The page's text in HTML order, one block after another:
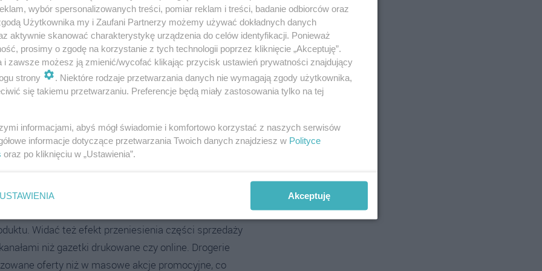
a w wielu przypadkach wracają do artykułów
a najlepiej wciąż robią to dyskonty. Jednocześnie
Pamiętajmy też o tym, że inflacja spada, więc
obrotów. Do tego dynamika eksportu
spadek liczby promocji – o 9,6% rdr. Ekspert z
presji marżowej i mniejszej elastyczności
są kluczowym narzędziem walki o klienta.
są mniej podatni na częstotliwość
Widać też efekt przeniesienia części sprzedaży
niż gazetki drukowane czy online. Drogerie
oferty niż w masowe akcje promocyjne, co
wybór spersonalizowanych treści, pomiar reklam i treści, badanie odbiorców oraz
Użytkownika my i Zaufani Partnerzy możemy używać dokładnych danych
aktywnie skanować charakterystykę urządzenia do celów identyfikacji. Ponieważ
prosimy o zgodę na korzystanie z tych technologii poprzez kliknięcie „Akceptuję”.
i zawsze możesz ją zmienić/wycofać klikając przycisk ustawień prywatności znajdujący
strony
. Niektóre rodzaje przetwarzania danych nie wymagają zgody użytkownika,
się takiemu przetwarzaniu. Preferencje będą miały zastosowania tylko na tej
informacjami, abyś mógł świadomie i komfortowo korzystać z naszych serwisów
informacje dotyczące przetwarzania Twoich danych znajdziesz w Polityce
oraz po kliknięciu w „Ustawienia”.
USTAWIENIA Akceptuję